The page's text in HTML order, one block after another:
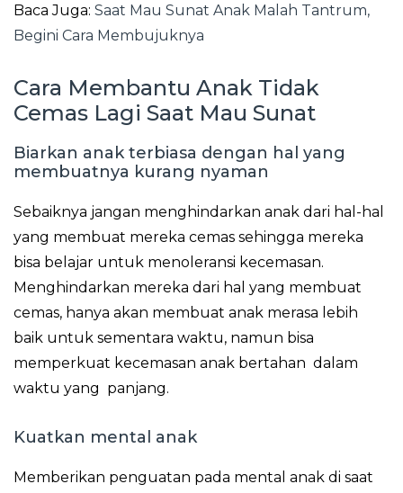
Baca Juga: Saat Mau Sunat Anak Malah Tantrum,
Begini Cara Membujuknya
Cara Membantu Anak Tidak
Cemas Lagi Saat Mau Sunat
Biarkan anak terbiasa dengan hal yang
membuatnya kurang nyaman
Sebaiknya jangan menghindarkan anak dari hal-hal
yang membuat mereka cemas sehingga mereka
bisa belajar untuk menoleransi kecemasan.
Menghindarkan mereka dari hal yang membuat
cemas, hanya akan membuat anak merasa lebih
baik untuk sementara waktu, namun bisa
memperkuat kecemasan anak bertahan dalam
waktu yang panjang.
Kuatkan mental anak
Memberikan penguatan pada mental anak di saat